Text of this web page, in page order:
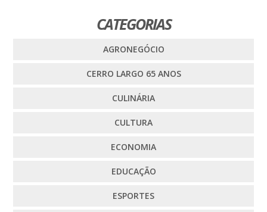
CATEGORIAS
AGRONEGÓCIO
CERRO LARGO 65 ANOS
CULINÁRIA
CULTURA
ECONOMIA
EDUCAÇÃO
ESPORTES